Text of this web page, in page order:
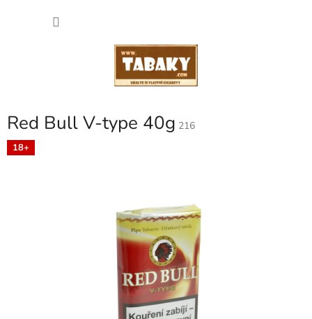
Red Bull V-type 40g 216
18+